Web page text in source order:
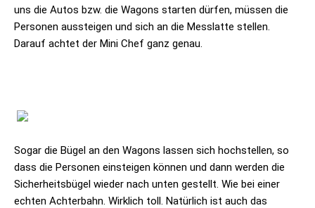
uns die Autos bzw. die Wagons starten dürfen, müssen die
Personen aussteigen und sich an die Messlatte stellen.
Darauf achtet der Mini Chef ganz genau.
Sogar die Bügel an den Wagons lassen sich hochstellen, so
dass die Personen einsteigen können und dann werden die
Sicherheitsbügel wieder nach unten gestellt. Wie bei einer
echten Achterbahn. Wirklich toll. Natürlich ist auch das